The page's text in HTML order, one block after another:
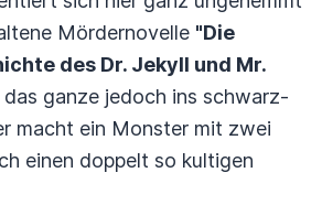
Mördernovelle "Die
des Dr. Jekyll und Mr.
ganze jedoch ins schwarz-
macht ein Monster mit zwei
einen doppelt so kultigen